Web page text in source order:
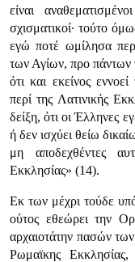
είναι
σχισματικοί· τούτο
εγώ ποτέ ωμίλησα
των Αγίων, προ πάντων
ότι και εκείνος
περί της Λατινικής
δείξη, ότι οι Έλληνες
ή δεν ισχύει θείω
μη αποδεχθέντες
Εκκλησίας» (14).
Εκ των μέχρι τούδε
ούτος εθεώρει την
αρχαιοτάτην πασών
Ρωμαϊκης